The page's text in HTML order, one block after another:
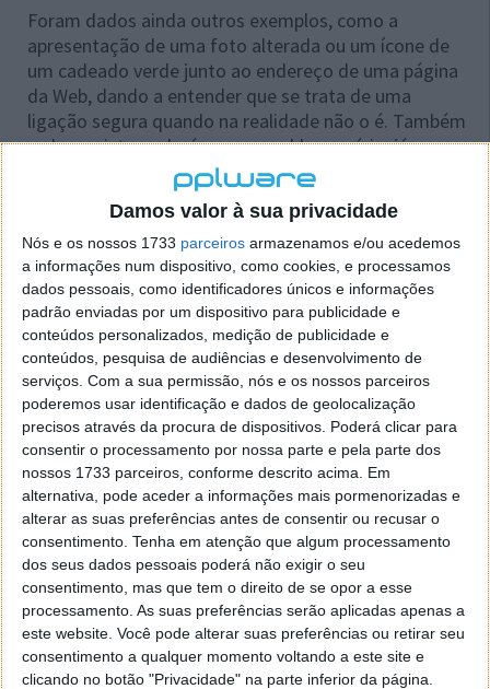
Damos valor à sua privacidade
Nós e os nossos 1733 parceiros armazenamos e/ou acedemos
a informações num dispositivo, como cookies, e processamos
dados pessoais, como identificadores únicos e informações
padrão enviadas por um dispositivo para publicidade e
conteúdos personalizados, medição de publicidade e
conteúdos, pesquisa de audiências e desenvolvimento de
serviços. Com a sua permissão, nós e os nossos parceiros
poderemos usar identificação e dados de geolocalização
precisos através da procura de dispositivos. Poderá clicar para
consentir o processamento por nossa parte e pela parte dos
nossos 1733 parceiros, conforme descrito acima. Em
alternativa, pode aceder a informações mais pormenorizadas e
alterar as suas preferências antes de consentir ou recusar o
consentimento. Tenha em atenção que algum processamento
dos seus dados pessoais poderá não exigir o seu
consentimento, mas que tem o direito de se opor a esse
processamento. As suas preferências serão aplicadas apenas a
este website. Você pode alterar suas preferências ou retirar seu
consentimento a qualquer momento voltando a este site e
clicando no botão "Privacidade" na parte inferior da página.
Foram dados ainda outros exemplos, como a
apresentação de uma foto alterada ou um ícone de
um cadeado verde junto ao endereço de uma página
da Web, dando a entender que se trata de uma
ligação segura quando na realidade não o é. Também
na banca isto poderá ser um problema sério, já que
também foi demonstrada a possibilidade de alterar o
saldo de uma conta Paypal.
Desta forma, um atacante não tem necessariamente
que infectar um computador com Ransomware
quando há a possibilidade de atacar o monitor e
colocar-lhe, por exemplo, uma informação
permanente a ameaçar ou a pedir um pagamento de
determinada quantia para que a mensagem seja